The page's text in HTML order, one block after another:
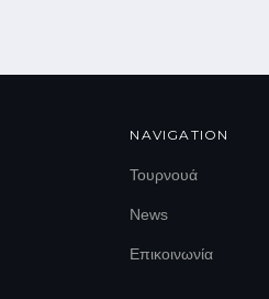
NAVIGATION
Τουρνουά
News
Επικοινωνία